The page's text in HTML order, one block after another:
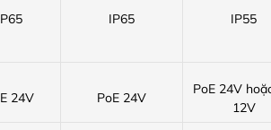
IP65 IP55
24V PoE 24V
PoE 24V
12V